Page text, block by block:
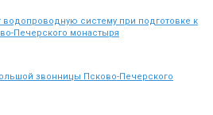
систему при подготовке к
Печерского монастыря
звонницы Псково-Печерского